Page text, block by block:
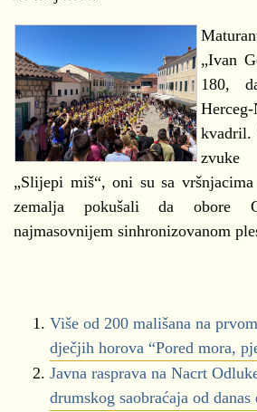
„Ivan
180,
kvadril.
zvuke
„Slijepi miš“, oni su sa
zemalja pokušali da obore
najmasovnijem sinhronizovanom
Više od 200 mališana na
dječjih horova “Pored mora,
Javna rasprava na Nacrt
drumskog saobraćaja od